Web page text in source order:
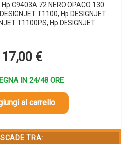
C9403A 72 NERO OPACO 130
T1100, Hp DESIGNJET
T1100PS, Hp DESIGNJET
17,00 €
IN 24/48 ORE
al carrello
SCADE TRA: